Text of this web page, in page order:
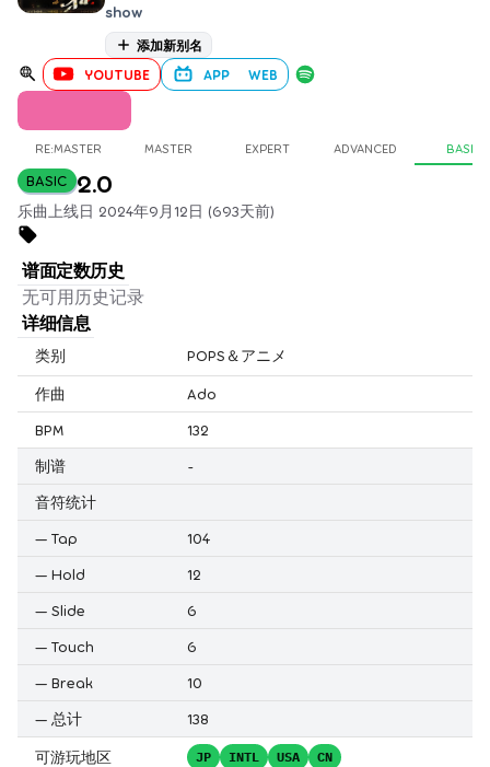
show
添加新别名
YOUTUBE APP WEB
RE:MASTER MASTER EXPERT ADVANCED BASIC
BASIC 2.0
乐曲上线日 2024年9月12日 (693天前)
谱面定数历史
无可用历史记录
详细信息
类别 POPS＆アニメ
作曲
Ado
BPM
132
制谱
-
音符统计
— Tap
104
— Hold
12
— Slide
6
— Touch
6
— Break
10
— 总计 138
可游玩地区 JP INTL USA CN